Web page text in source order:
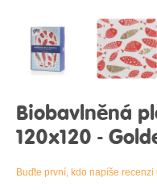
Biobavlněná
120x120 -
Buďte první, kdo napíše